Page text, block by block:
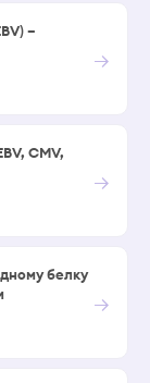
–
→
CMV,
→
белку
→